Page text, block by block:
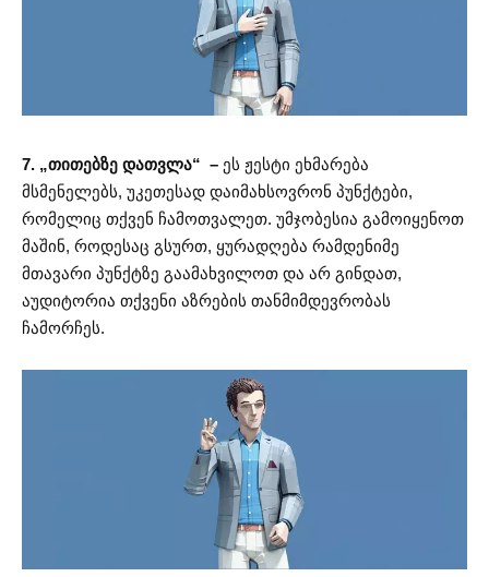
7. „თითებზე დათვლა“ – ეს ჟესტი ეხმარება
მსმენელებს, უკეთესად დაიმახსოვრონ პუნქტები,
რომელიც თქვენ ჩამოთვალეთ. უმჯობესია გამოიყენოთ
მაშინ, როდესაც გსურთ, ყურადღება რამდენიმე
მთავარი პუნქტზე გაამახვილოთ და არ გინდათ,
აუდიტორია თქვენი აზრების თანმიმდევრობას
ჩამორჩეს.